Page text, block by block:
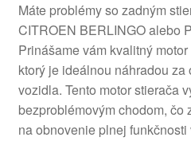
Máte problémy so zadným
CITROEN BERLINGO alebo
Prinášame vám kvalitný
ktorý je ideálnou náhradou
vozidla. Tento motor stierača
bezproblémovým chodom, čo
na obnovenie plnej funkčnosti